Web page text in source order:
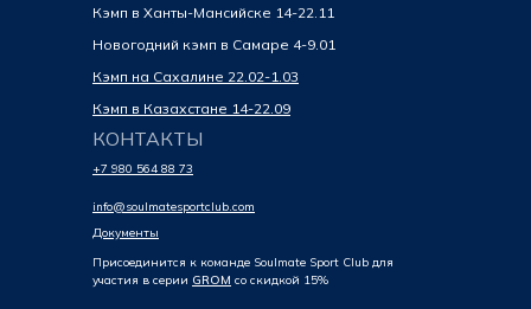
КОНТАКТЫ
+7 980 564 88 73
Кэмп в Ханты-Мансийске 14-22.11
Присоединится к команде Soulmate Sport Club для
участия в серии GROM со скидкой 15%
Документы
info@soulmatesportclub.com
Новогодний кэмп в Самаре 4-9.01
Кэмп на Сахалине 22.02-1.03
Кэмп в Казахстане 14-22.09